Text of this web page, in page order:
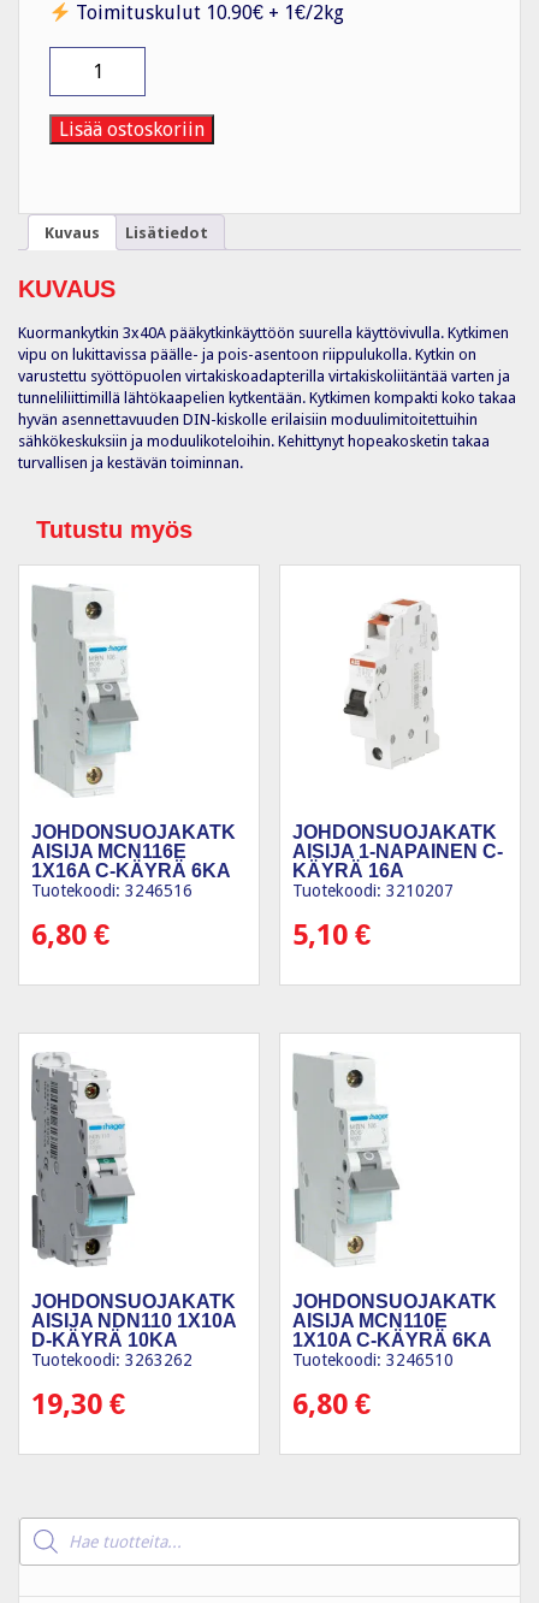
Toimituskulut 10.90€ + 1€/2kg
SH140
0-
3x40A
Lisää ostoskoriin
Kuvaus Lisätiedot
KUVAUS
Kuormankytkin 3x40A pääkytkinkäyttöön suurella käyttövivulla. Kytkimen
vipu on lukittavissa päälle- ja pois-asentoon riippulukolla. Kytkin on
varustettu syöttöpuolen virtakiskoadapterilla virtakiskoliitäntää varten ja
tunneliliittimillä lähtökaapelien kytkentään. Kytkimen kompakti koko takaa
hyvän asennettavuuden DIN-kiskolle erilaisiin moduulimitoitettuihin
sähkökeskuksiin ja moduulikoteloihin. Kehittynyt hopeakosketin takaa
turvallisen ja kestävän toiminnan.
Tutustu myös
JOHDONSUOJAKATK
AISIJA MCN116E
1X16A C-KÄYRÄ 6KA
Tuotekoodi: 3246516
6,80 €
JOHDONSUOJAKATK
AISIJA 1-NAPAINEN C-
KÄYRÄ 16A
Tuotekoodi: 3210207
5,10€
JOHDONSUOJAKATK
AISIJA NDN110 1X10A
D-KÄYRÄ 10KA
Tuotekoodi: 3263262
19,30 €
JOHDONSUOJAKATK
AISIJA MCN110E
1X10A C-KÄYRÄ 6KA
Tuotekoodi: 3246510
6,80€
Products
search